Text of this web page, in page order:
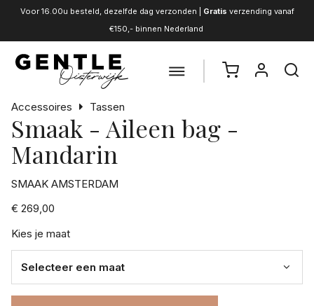
Voor 16.00u besteld, dezelfde dag verzonden | Gratis verzending vanaf
€150,- binnen Nederland
Accessoires Tassen
Smaak - Aileen bag -
Mandarin
SMAAK AMSTERDAM
€ 269,00
Kies je maat